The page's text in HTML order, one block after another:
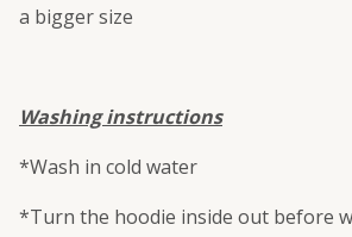
a bigger size
Washing instructions
*Wash in cold water
*Turn the hoodie inside out before